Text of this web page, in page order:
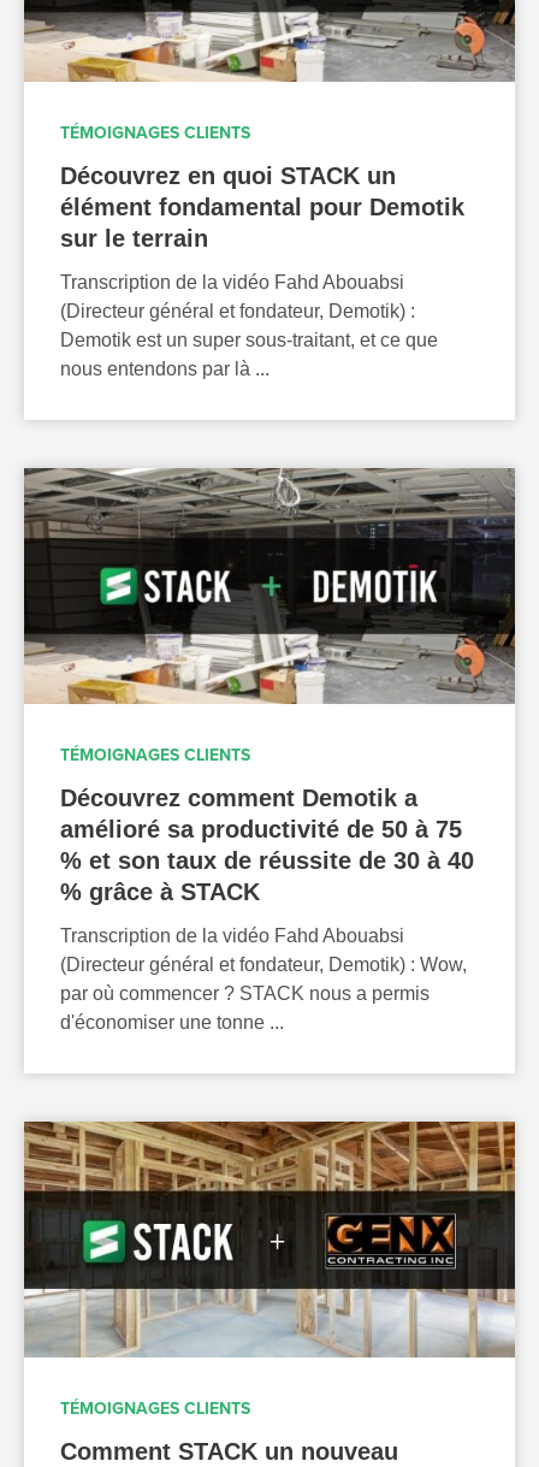
TÉMOIGNAGES CLIENTS
Découvrez en quoi STACK un
élément fondamental pour Demotik
sur le terrain
Transcription de la vidéo Fahd Abouabsi
(Directeur général et fondateur, Demotik) :
Demotik est un super sous-traitant, et ce que
nous entendons par là ...
TÉMOIGNAGES CLIENTS
Découvrez comment Demotik a
amélioré sa productivité de 50 à 75
% et son taux de réussite de 30 à 40
% grâce à STACK
Transcription de la vidéo Fahd Abouabsi
(Directeur général et fondateur, Demotik) : Wow,
par où commencer ? STACK nous a permis
d'économiser une tonne ...
TÉMOIGNAGES CLIENTS
Comment STACK un nouveau